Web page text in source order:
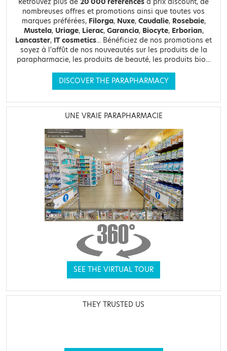
nombreuses offres et promotions ainsi que toutes vos
marques préférées, Filorga, Nuxe, Caudalie, Rosebaie,
Mustela, Uriage, Lierac, Garancia, Biocyte, Erborian,
Lancaster, IT cosmetics... Bénéficiez de nos promotions et
soyez à l'affût de nos nouveautés sur les produits de la
parapharmacie, les produits de beauté, les produits bio...
DISCOVER THE PARAPHARMACY
UNE VRAIE PARAPHARMACIE
SEE THE VIRTUAL TOUR
THEY TRUSTED US